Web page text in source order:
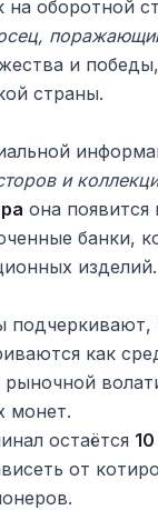
на оборотной
и
страны.
и
она
банки,
изделий.
как
рыночной
монет.
остаётся
от